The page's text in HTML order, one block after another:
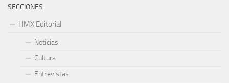
SECCIONES
HMX Editorial
Noticias
Cultura
Entrevistas